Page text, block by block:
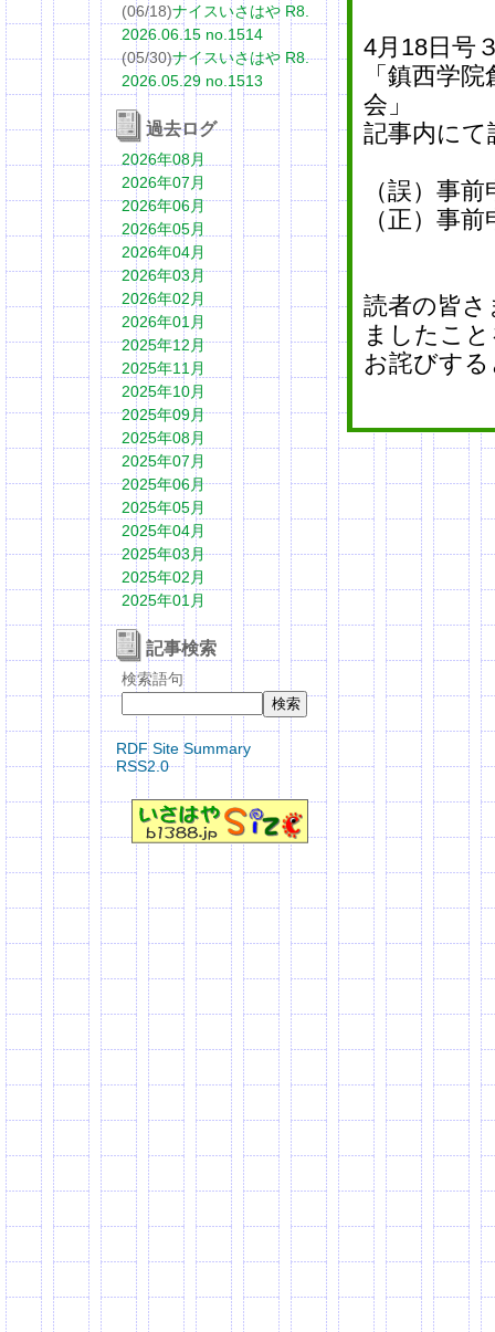
(06/18)ナイスいさはや R8.
2026.06.15 no.1514
(05/30)ナイスいさはや R8.
2026.05.29 no.1513
過去ログ
2026年08月
2026年07月
2026年06月
2026年05月
2026年04月
2026年03月
2026年02月
2026年01月
2025年12月
2025年11月
2025年10月
2025年09月
2025年08月
2025年07月
2025年06月
2025年05月
2025年04月
2025年03月
2025年02月
2025年01月
記事検索
検索語句
RDF Site Summary
RSS2.0
4月18日号
「鎮西学
会」
記事内に
（誤）事
（正）事
読者の皆
ましたこ
お詫びす